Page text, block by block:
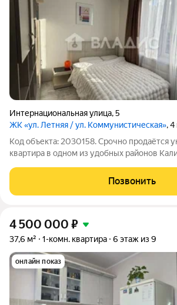
Интернациональная улица,5
ЖК «ул. Летняя / ул. Коммунистическая»,
Код объекта: 2030158. Срочно продаётся
квартира в одном из удобных районов
качество. Квартира находится на 4
Позвонить
4 500 000 ₽
37,6 м² 1-комн. квартира 6 этаж из 9
онлайн показ